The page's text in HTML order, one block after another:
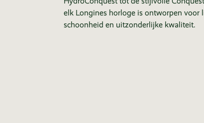
elk Longines horloge is ontworpen voor
schoonheid en uitzonderlijke kwaliteit.